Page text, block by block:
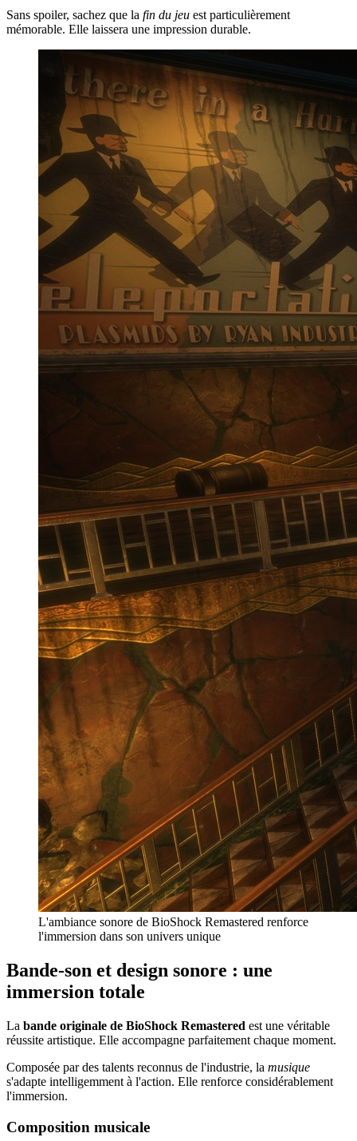
Sans spoiler, sachez que la fin du jeu est particulièrement
mémorable. Elle laissera une impression durable.
L'ambiance sonore de BioShock Remastered renforce
l'immersion dans son univers unique
Bande-son et design sonore : une
immersion totale
La bande originale de BioShock Remastered est une véritable
réussite artistique. Elle accompagne parfaitement chaque moment.
Composée par des talents reconnus de l'industrie, la musique
s'adapte intelligemment à l'action. Elle renforce considérablement
l'immersion.
Composition musicale